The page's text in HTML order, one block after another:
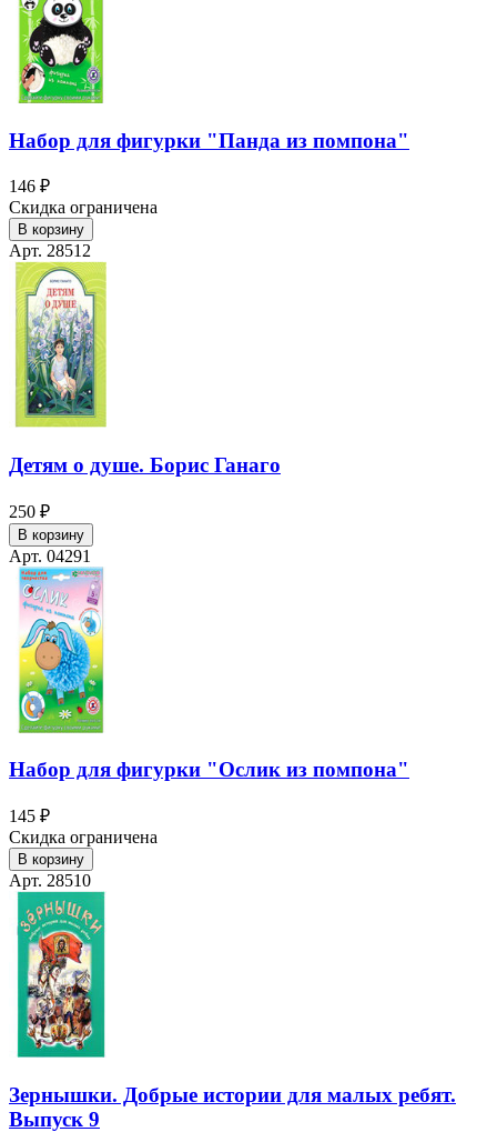
Набор для фигурки "Панда из помпона"
146 ₽
Скидка ограничена
В корзину
Арт. 28512
Детям о душе. Борис Ганаго
250 ₽
В корзину
Арт. 04291
Набор для фигурки "Ослик из помпона"
145 ₽
Скидка ограничена
В корзину
Арт. 28510
Зернышки. Добрые истории для малых ребят.
Выпуск 9